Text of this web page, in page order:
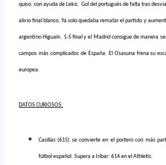
quiso, con ayuda de Lekic. Gol del portugués de falta tras
alivio final blanco. Ya solo quedaba rematar el partido y
argentino Higuaín. 1-5 final y el Madrid consigue de manera
campos más complicados de España. El Osasuna frena su
europea.
DATOS CURIOSOS:
Casillas (615) se convierte en el portero con más
fútbol español. Supera a Iríbar: 614 en el Athletic.